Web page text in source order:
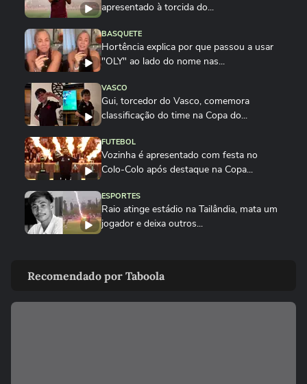
apresentado à torcida do...
BASQUETE
Hortência explica por que passou a usar
"OLY" ao lado do nome nas...
VASCO
Gui, torcedor do Vasco, comemora
classificação do time na Copa do...
FUTEBOL
Vozinha é apresentado com festa no
Colo-Colo após destaque na Copa...
ESPORTES
Raio atinge estádio na Tailândia, mata um
jogador e deixa outros...
contra o Remo e ironiza:...
ESPORTES
Recomendado por Taboola